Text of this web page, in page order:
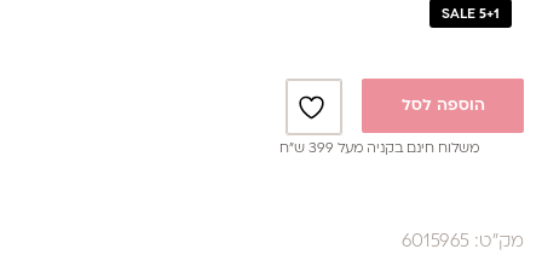
SALE 5+1
הוספה לסל
משלוח חינם בקניה מעל 399 ש”ח
מק"ט: 6015965